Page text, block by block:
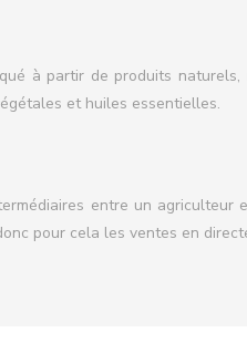
à partir de produits
et huiles essentielles.
entre un agriculteur
pour cela les ventes en